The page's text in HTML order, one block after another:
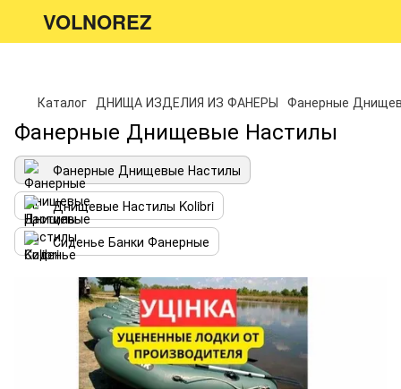
VOLNOREZ
Каталог ДНИЩА ИЗДЕЛИЯ ИЗ ФАНЕРЫ Фанерные
Фанерные Днищевые Настилы
Фанерные Днищевые Настилы
Днищевые Настилы Kolibri
Сиденье Банки Фанерные